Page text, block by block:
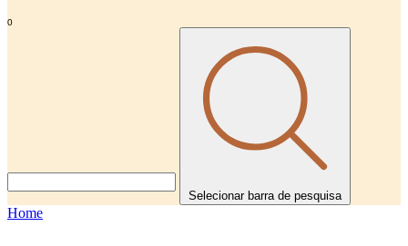
0
Selecionar barra de pesquisa
Home